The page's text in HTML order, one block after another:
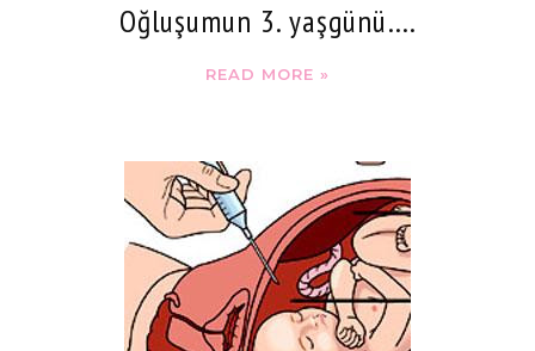
Oğluşumun 3. yaşgünü….
READ MORE »